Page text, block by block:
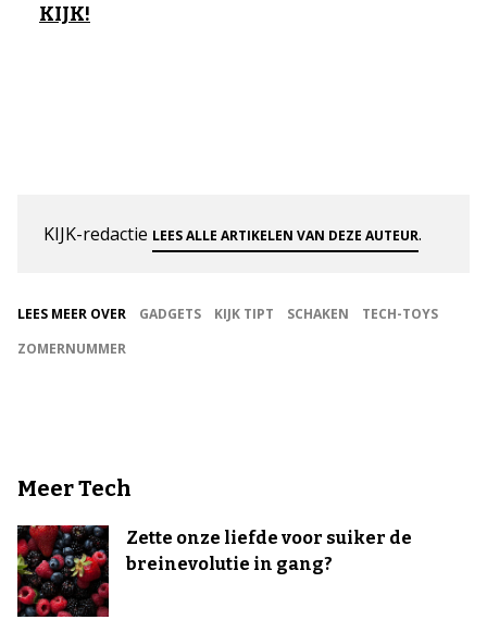
KIJK!
KIJK-redactie LEES ALLE ARTIKELEN VAN DEZE AUTEUR.
LEES MEER OVER GADGETS KIJK TIPT SCHAKEN
TECH-TOYS
ZOMERNUMMER
Meer Tech
Zette onze liefde voor suiker de
breinevolutie in gang?